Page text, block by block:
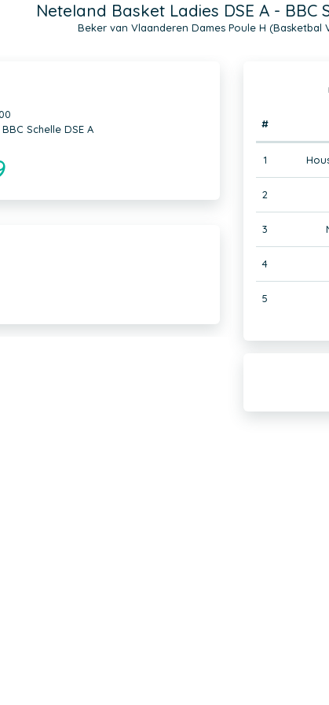
Neteland Basket Ladies DSE A - BBC
Beker van Vlaanderen Dames Poule H (Basketbal
Schelle DSE A
#
1
2
3
4
5